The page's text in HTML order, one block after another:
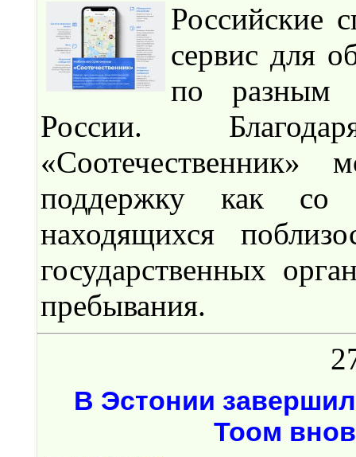
Российские
сервис для
по разным
России.
поддержку как со
находящихся
государственных
пребывания.
В Эстонии
Тоом